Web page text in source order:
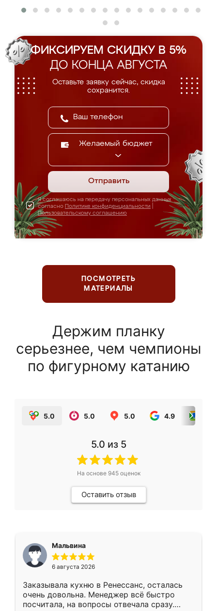
ФИКСИРУЕМ СКИДКУ В 5%
ДО КОНЦА АВГУСТА
Оставьте заявку сейчас, скидка
сохранится.
Желаемый бюджет
Отправить
Я соглашаюсь на передачу персональных данных
согласно Политике конфиденциальности
Пользовательскому соглашению
ПОСМОТРЕТЬ
МАТЕРИАЛЫ
Держим планку
серьезнее, чем чемпионы
по фигурному катанию
5.0 5.0 5.0 4.9
5.0 из 5
На основе 945оценок
Оставить отзыв
Мальвина
6 августа 2026
Заказывала кухню в Ренессанс, осталась
очень довольна. Менеджер всё быстро
посчитала, на вопросы отвечала сразу.